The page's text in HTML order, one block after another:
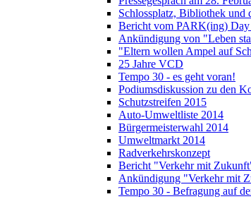
Schlossplatz, Bibliothek und
Bericht vom PARK(ing) Day
Ankündigung von "Leben
"Eltern wollen Ampel auf
25 Jahre VCD
Tempo 30 - es geht voran!
Podiumsdiskussion zu den
Schutzstreifen 2015
Auto-Umweltliste 2014
Bürgermeisterwahl 2014
Umweltmarkt 2014
Radverkehrskonzept
Bericht "Verkehr mit
Ankündigung "Verkehr mit
Tempo 30 - Befragung auf